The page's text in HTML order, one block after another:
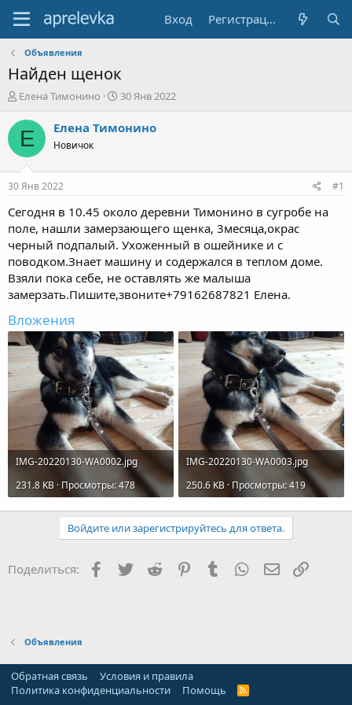
Вход Регистрация
Объявления
Найден щенок
А
т
о
р
е
м
ы
Елена Тимонино
Д
т
л
30 Янв 2022
Е Елена Тимонино
Новичок
30 Янв 2022 #1
Сегодня в 10.45 около деревни Тимонино в сугробе на
поле, нашли замерзающего щенка, 3месяца,окрас
черный подпалый. Ухоженный в ошейнике и с
поводком.Знает машину и содержался в теплом доме.
Взяли пока себе, не оставлять же малыша
замерзать.Пишите,звоните+79162687821 Елена.
Вложения
IMG-20220130-WA0002.jpg
231.8 KB · Просмотры: 478
IMG-20220130-WA0003.jpg
250.6 KB · Просмотры: 419
Войдите или зарегистрируйтесь для ответа.
Поделиться: Facebook
Twitter Reddit PinterestTumblr WhatsApp
Объявления
Обратная связь
Условия и правила
Политика конфиденциальности
Помощь
R